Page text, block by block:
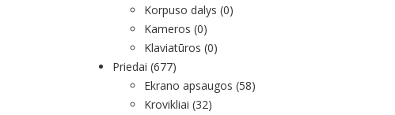
Korpuso dalys (0)
Kameros (0)
Klaviatūros (0)
Priedai (677)
Ekrano apsaugos (58)
Krovikliai (32)